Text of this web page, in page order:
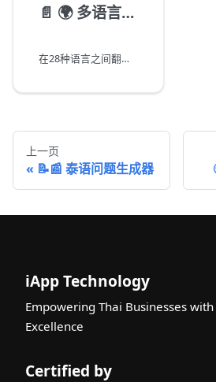
📄️ 🌍 多语言翻译 API
在28种语言之间翻译文本，包括泰语、英语、中文等
上一页
📝📰 泰语问题生成器
iApp Technology
Empowering Thai Businesses
Excellence
Certified by